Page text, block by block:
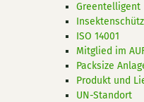
Greentelligent
ISO 14001
Mitglied im
Packsize
Produkt und
UN-Standort